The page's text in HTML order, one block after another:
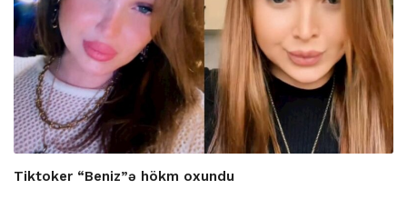
Tiktoker “Beniz”ə hökm oxundu